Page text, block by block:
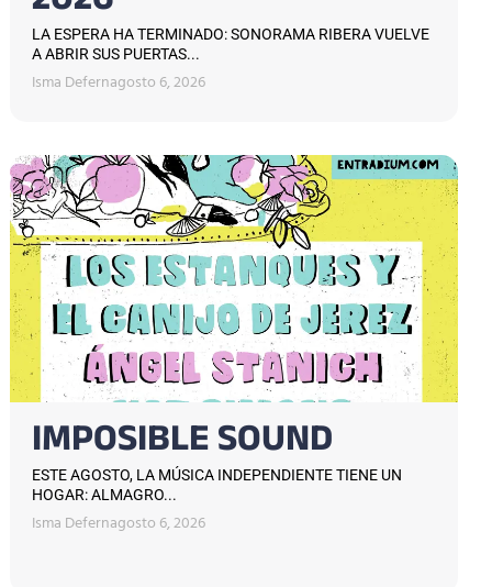
LA ESPERA HA TERMINADO: SONORAMA RIBERA VUELVE
A ABRIR SUS PUERTAS...
Isma Defernagosto 6, 2026
IMPOSIBLE SOUND
ESTE AGOSTO, LA MÚSICA INDEPENDIENTE TIENE UN
HOGAR: ALMAGRO...
Isma Defernagosto 6, 2026